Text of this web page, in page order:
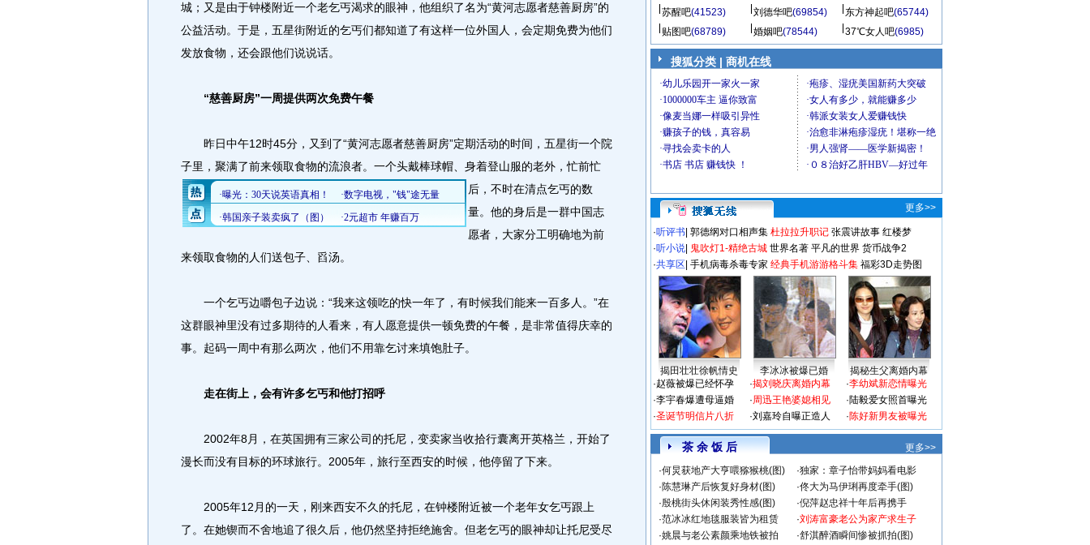
城；又是由于钟楼附近一个老乞丐渴求的眼神，他组织了名为“黄河志愿者慈善厨房”的
公益活动。于是，五星街附近的乞丐们都知道了有这样一位外国人，会定期免费为他们
发放食物，还会跟他们说说话。
“慈善厨房”一周提供两次免费午餐
昨日中午12时45分，又到了“黄河志愿者慈善厨房”定期活动的时间，五星街一个院
子里，聚满了前来领取食物的流浪者。 一个头戴棒球帽、身着登山服的老外，忙前忙
后，不时在清点乞丐的数
量。他的身后是一群中国志
愿者，大家分工明确地为前
来领取食物的人们送包子、舀汤。
一个乞丐边嚼包子边说：“我来这领吃的快一年了，有时候我们能来一百多人。”在
这群眼神里没有过多期待的人看来，有人愿意提供一顿免费的午餐，是非常值得庆幸的
事。起码一周中有那么两次，他们不用靠乞讨来填饱肚子。
走在街上，会有许多乞丐和他打招呼
2002年8月，在英国拥有三家公司的托尼，变卖家当收拾行囊离开英格兰，开始了
漫长而没有目标的环球旅行。2005年，旅行至西安的时候，他停留了下来。
2005年12月的一天，刚来西安不久的托尼，在钟楼附近被一个老年女乞丐跟上
了。在她锲而不舍地追了很久后，他仍然坚持拒绝施舍。但老乞丐的眼神却让托尼受尽
苏醒吧(41523) 刘德华吧(69854) 东方神起吧(65744)
贴图吧(68789) 婚姻吧(78544) 37℃女人吧(6985)
搜狐分类 | 商机在线
更多>>
·听评书 郭德纲对口相声集 杜拉拉升职记 张震讲故事 红楼梦
·听小说 鬼吹灯1-精绝古城 世界名著 平凡的世界 货币战争2
·共享区 手机病毒杀毒专家 经典手机游游格斗集 福彩3D走势图
揭田壮壮徐帆情史 李冰冰被爆已婚
揭秘生父离婚内幕
·赵薇被爆已经怀孕
·李宇春爆遭母逼婚
·圣诞节明信片八折
·揭刘晓庆离婚内幕
·周迅王艳婆媳相见
·刘嘉玲自曝正造人
·李幼斌新恋情曝光
·陆毅爱女照首曝光
·陈好新男友被曝光
茶 余 饭 后
更多>>
·何炅获地产大亨喂猕猴桃(图) ·独家：章子怡带妈妈看电影
·陈慧琳产后恢复好身材(图) ·佟大为马伊琍再度牵手(图)
·殷桃街头休闲装秀性感(图) ·倪萍赵忠祥十年后再携手
·范冰冰红地毯服装皆为租赁 ·刘涛富豪老公为家产求生子
·姚晨与老公素颜乘地铁被拍 ·舒淇醉酒瞬间惨被抓拍(图)